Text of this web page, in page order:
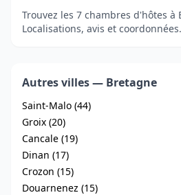
Trouvez les 7 chambres d'hôtes à
Localisations, avis et coordonnées.
Autres villes — Bretagne
Saint-Malo (44)
Groix (20)
Cancale (19)
Dinan (17)
Crozon (15)
Douarnenez (15)